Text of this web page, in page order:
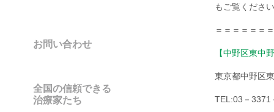
もご覧くださ
＝＝＝＝＝＝
【中野区東中
東京都中野区
TEL:03－3371
お問い合わせ
全国の信頼できる
治療家たち